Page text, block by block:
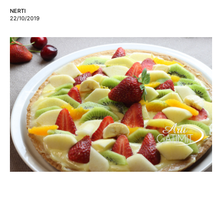
NERTI
22/10/2019